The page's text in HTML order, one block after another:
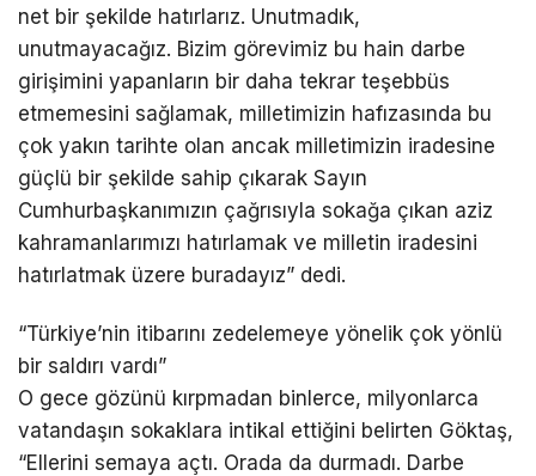
net bir şekilde hatırlarız. Unutmadık,
unutmayacağız. Bizim görevimiz bu hain darbe
girişimini yapanların bir daha tekrar teşebbüs
etmemesini sağlamak, milletimizin hafızasında bu
çok yakın tarihte olan ancak milletimizin iradesine
güçlü bir şekilde sahip çıkarak Sayın
Cumhurbaşkanımızın çağrısıyla sokağa çıkan aziz
kahramanlarımızı hatırlamak ve milletin iradesini
hatırlatmak üzere buradayız” dedi.
“Türkiye’nin itibarını zedelemeye yönelik çok yönlü
bir saldırı vardı”
O gece gözünü kırpmadan binlerce, milyonlarca
vatandaşın sokaklara intikal ettiğini belirten Göktaş,
“Ellerini semaya açtı. Orada da durmadı. Darbe